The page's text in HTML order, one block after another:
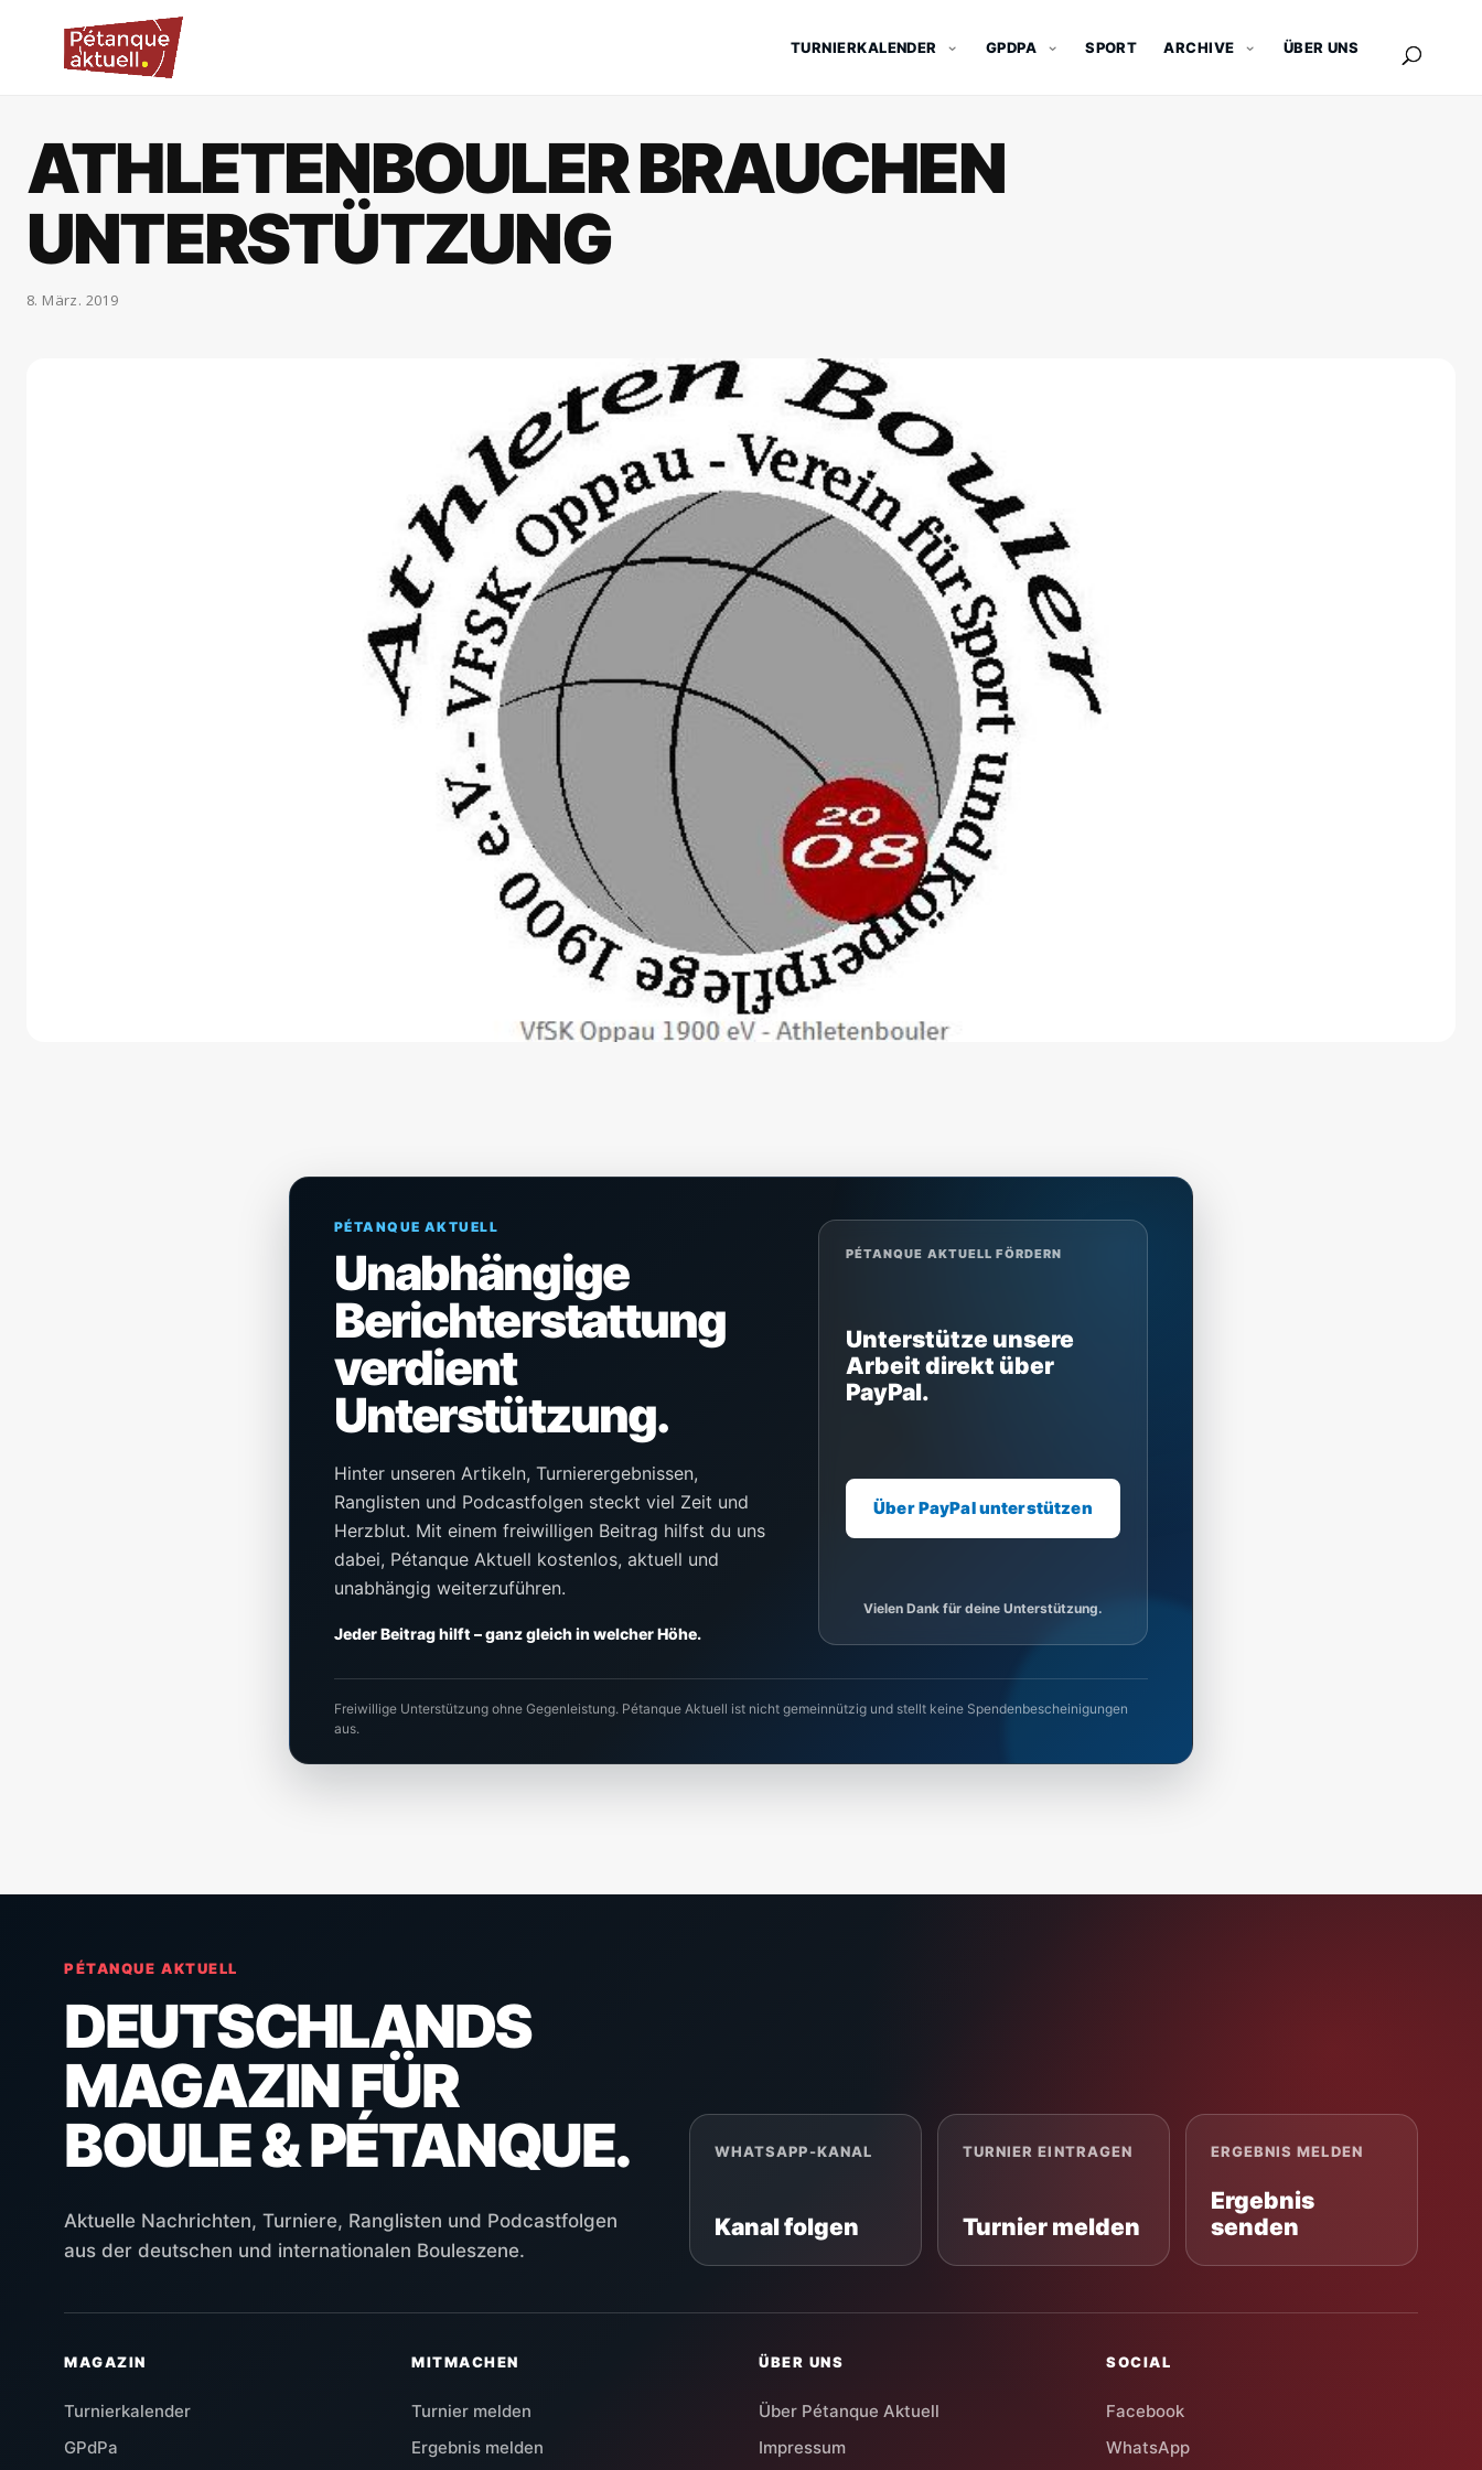
TURNIERKALENDER GPDPA SPORT ARCHIVE ÜBER UNS
ATHLETENBOULER BRAUCHEN
UNTERSTÜTZUNG
8. März. 2019
PÉTANQUE AKTUELL
Unabhängige
Berichterstattung
verdient
Unterstützung.
Hinter unseren Artikeln, Turnierergebnissen,
Ranglisten und Podcastfolgen steckt viel Zeit und
Herzblut. Mit einem freiwilligen Beitrag hilfst du uns
dabei, Pétanque Aktuell kostenlos, aktuell und
unabhängig weiterzuführen.
Jeder Beitrag hilft – ganz gleich in welcher Höhe.
PÉTANQUE AKTUELL FÖRDERN
Unterstütze unsere
Arbeit direkt über
PayPal.
Über PayPal unterstützen
Vielen Dank für deine Unterstützung.
Freiwillige Unterstützung ohne Gegenleistung. Pétanque Aktuell ist nicht gemeinnützig und stellt keine Spendenbescheinigungen
aus.
PÉTANQUE AKTUELL
DEUTSCHLANDS
MAGAZIN FÜR
BOULE & PÉTANQUE.
Aktuelle Nachrichten, Turniere, Ranglisten und Podcastfolgen
aus der deutschen und internationalen Bouleszene.
WHATSAPP-KANAL
Kanal folgen
TURNIER EINTRAGEN
Turnier melden
ERGEBNIS MELDEN
Ergebnis
senden
MAGAZIN
Turnierkalender
GPdPa
MITMACHEN
Turnier melden
Ergebnis melden
ÜBER UNS
Über Pétanque Aktuell
Impressum
SOCIAL
Facebook
WhatsApp